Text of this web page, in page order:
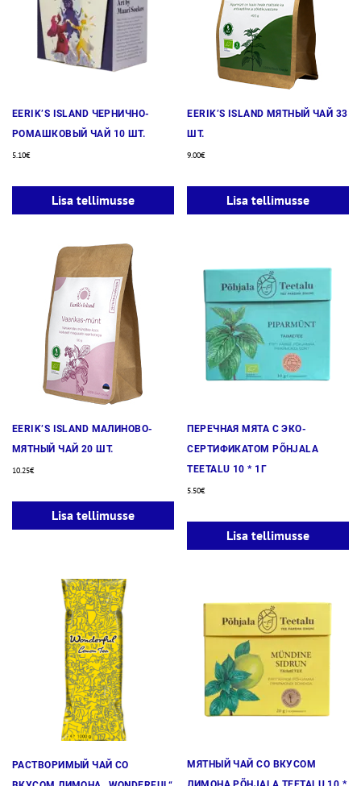
EERIK’S ISLAND ЧЕРНИЧНО-
РОМАШКОВЫЙ ЧАЙ 10 ШТ.
5.10€
Lisa tellimusse
EERIK’S ISLAND МЯТНЫЙ ЧАЙ 33
ШТ.
9.00€
Lisa tellimusse
EERIK’S ISLAND МАЛИНОВО-
МЯТНЫЙ ЧАЙ 20 ШТ.
10.25€
Lisa tellimusse
ПЕРЕЧНАЯ МЯТА С ЭКО-
СЕРТИФИКАТОМ PÕHJALA
TEETALU 10 * 1Г
5.50€
Lisa tellimusse
РАСТВОРИМЫЙ ЧАЙ СО
МЯТНЫЙ ЧАЙ СО ВКУСОМ